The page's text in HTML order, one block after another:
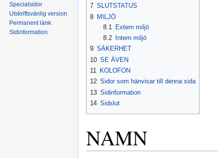
7 SLUTSTATUS
8 MILJÖ
8.1
Extern miljö
8.2
Intern miljö
9 SÄKERHET
10 SE ÄVEN
11 KOLOFON
12 Sidor som hänvisar till denna sida
13 Sidinformation
14 Sidslut
NAMN
Specialsidor
Utskriftsvänlig version
Permanent länk
Sidinformation